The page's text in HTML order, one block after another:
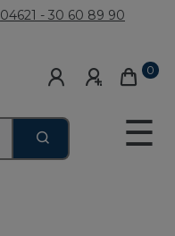
04621 - 30 60 89 90
0
☰